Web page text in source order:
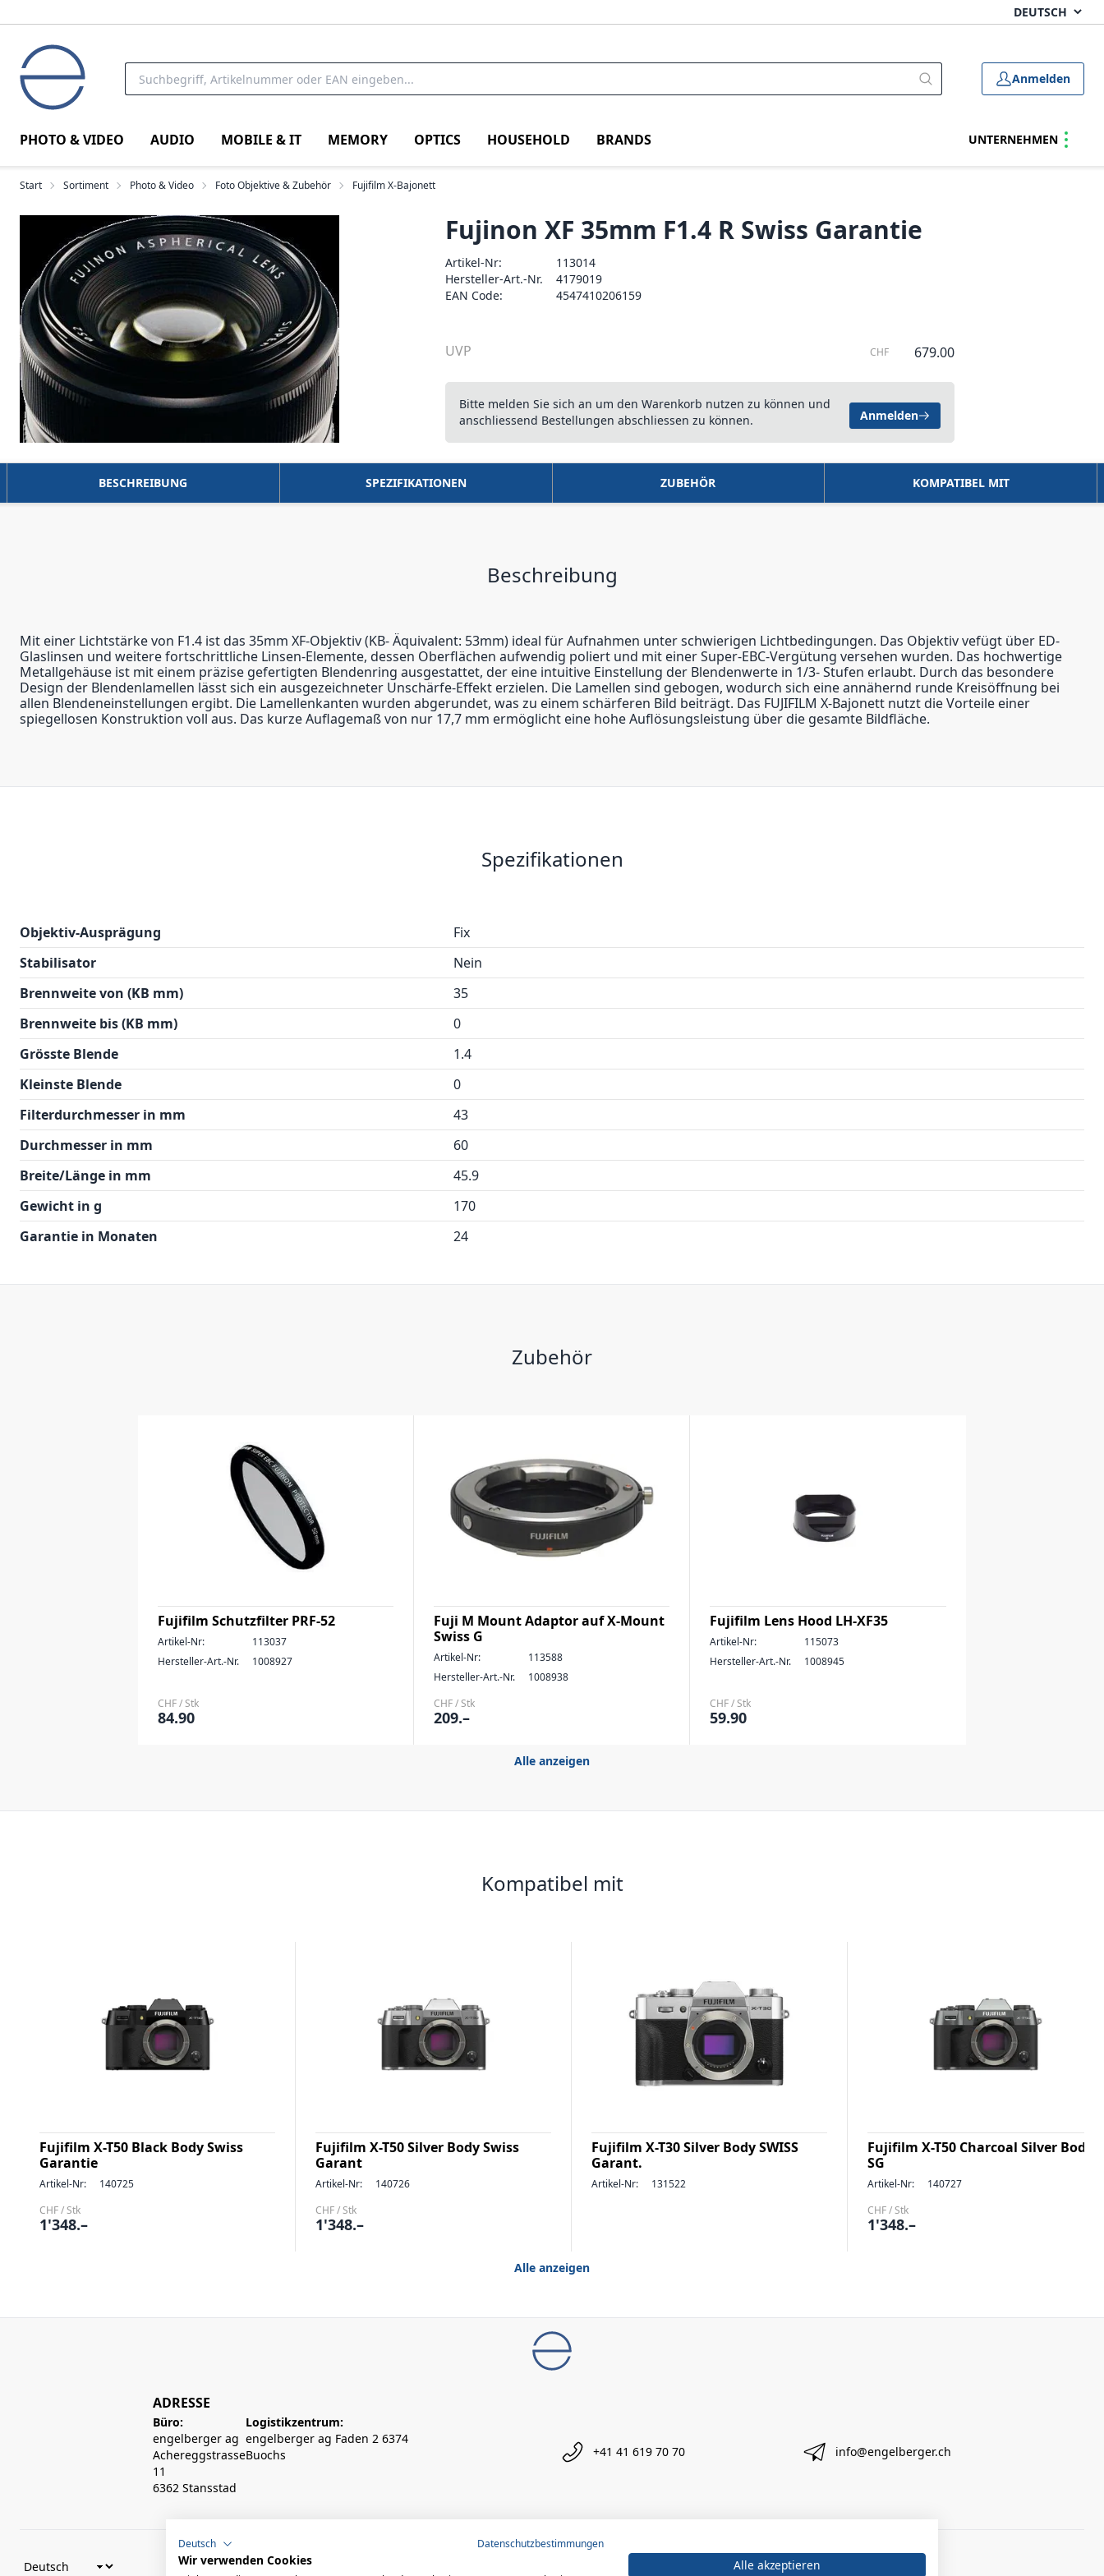
Anmelden
PHOTO & VIDEO AUDIO MOBILE & IT MEMORY OPTICS HOUSEHOLD BRANDS UNTERNEHMEN
Start Sortiment Photo & Video Foto Objektive & Zubehör Fujifilm X-Bajonett
Fujinon XF 35mm F1.4 R Swiss Garantie
Artikel-Nr:
113014
Hersteller-Art.-Nr.
4179019
EAN Code:
4547410206159
UVP CHF 679.00
Bitte melden Sie sich an um den Warenkorb nutzen zu können und
anschliessend Bestellungen abschliessen zu können.
Anmelden
BESCHREIBUNG SPEZIFIKATIONEN ZUBEHÖR KOMPATIBEL MIT
Beschreibung
Mit einer Lichtstärke von F1.4 ist das 35mm XF-Objektiv (KB- Äquivalent: 53mm) ideal für Aufnahmen unter schwierigen Lichtbedingungen. Das Objektiv vefügt über ED-
Glaslinsen und weitere fortschrittliche Linsen-Elemente, dessen Oberflächen aufwendig poliert und mit einer Super-EBC-Vergütung versehen wurden. Das hochwertige
Metallgehäuse ist mit einem präzise gefertigten Blendenring ausgestattet, der eine intuitive Einstellung der Blendenwerte in 1/3- Stufen erlaubt. Durch das besondere
Design der Blendenlamellen lässt sich ein ausgezeichneter Unschärfe-Effekt erzielen. Die Lamellen sind gebogen, wodurch sich eine annähernd runde Kreisöffnung bei
allen Blendeneinstellungen ergibt. Die Lamellenkanten wurden abgerundet, was zu einem schärferen Bild beiträgt. Das FUJIFILM X-Bajonett nutzt die Vorteile einer
spiegellosen Konstruktion voll aus. Das kurze Auflagemaß von nur 17,7 mm ermöglicht eine hohe Auflösungsleistung über die gesamte Bildfläche.
Spezifikationen
Objektiv-Ausprägung
Fix
Stabilisator
Nein
Brennweite von (KB mm)
35
Brennweite bis (KB mm)
0
Grösste Blende
1.4
Kleinste Blende
0
Filterdurchmesser in mm
43
Durchmesser in mm
60
Breite/Länge in mm
45.9
Gewicht in g
170
Garantie in Monaten
24
Zubehör
Fujifilm Schutzfilter PRF-52
Artikel-Nr:
113037
Hersteller-Art.-Nr.
1008927
CHF / Stk
84.90
Fuji M Mount Adaptor auf X-Mount
Swiss G
Artikel-Nr:
113588
Hersteller-Art.-Nr.
1008938
CHF / Stk
209.–
Fujifilm Lens Hood LH-XF35
Artikel-Nr:
115073
Hersteller-Art.-Nr.
1008945
CHF / Stk
59.90
Alle anzeigen
Kompatibel mit
Fujifilm X-T50 Black Body Swiss
Garantie
Artikel-Nr:
140725
CHF / Stk
1'348.–
Fujifilm X-T50 Silver Body Swiss
Garant
Artikel-Nr:
140726
CHF / Stk
1'348.–
Fujifilm X-T30 Silver Body SWISS
Garant.
Artikel-Nr: 131522
Fujifilm X-T50 Charcoal Silver Body
SG
Artikel-Nr:
140727
CHF / Stk
1'348.–
Alle anzeigen
ADRESSE
Büro:
engelberger ag
Achereggstrasse
11
6362 Stansstad
Logistikzentrum:
engelberger ag Faden 2 6374
Buochs
+41 41 619 70 70 info@engelberger.ch
Deutsch Datenschutzbestimmungen
Wir verwenden Cookies Alle akzeptieren